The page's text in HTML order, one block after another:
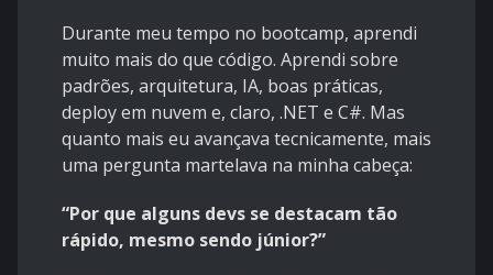
Durante meu tempo no bootcamp, aprendi
muito mais do que código. Aprendi sobre
padrões, arquitetura, IA, boas práticas,
deploy em nuvem e, claro, .NET e C#. Mas
quanto mais eu avançava tecnicamente, mais
uma pergunta martelava na minha cabeça:
“Por que alguns devs se destacam tão
rápido, mesmo sendo júnior?”